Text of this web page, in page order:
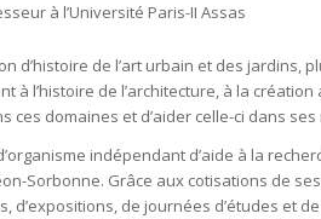
à l’Université Paris-II Assas
d’histoire de l’art urbain et des jardins,
à l’histoire de l’architecture, à la
ces domaines et d’aider celle-ci dans
indépendant d’aide à la
Sorbonne. Grâce aux cotisations de
d’expositions, de journées d’études